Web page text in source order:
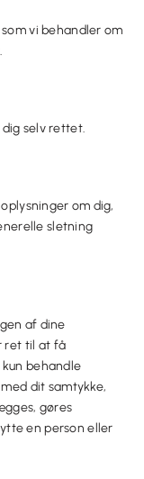
vi behandler om
selv rettet.
om dig,
sletning
af dine
ret til at få
behandle
dit samtykke,
gøres
en person eller